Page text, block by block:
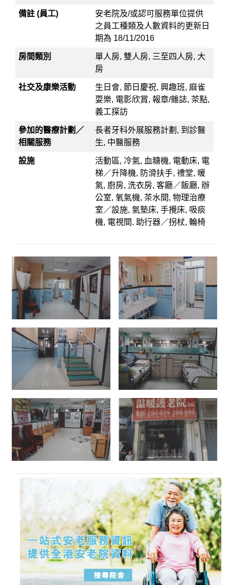
備註 (員工)
安老院及/或認可服務單位提供
之員工種類及人數資料的更新日
期為 18/11/2016
房間類別
單人房, 雙人房, 三至四人房, 大
房
社交及康樂活動
生日會, 節日慶祝, 興趣班, 麻雀
耍樂, 電影欣賞, 報章/雜誌, 茶點,
義工探訪
參加的醫療計劃／
相關服務
長者牙科外展服務計劃, 到診醫
生, 中醫服務
設施
活動區, 冷氣, 血糖機, 電動床, 電
梯／升降機, 防滑扶手, 禮堂, 暖
氣, 廚房, 洗衣房, 客廳／飯廳, 辦
公室, 氧氣機, 茶水間, 物理治療
室／設施, 氣墊床, 手攪床, 吸痰
機, 電視間, 助行器／拐杖, 輪椅